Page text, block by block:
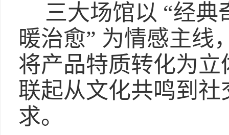
三大场馆以 “经典
暖治愈” 为情感主线
将产品特质转化为
联起从文化共鸣到
求。